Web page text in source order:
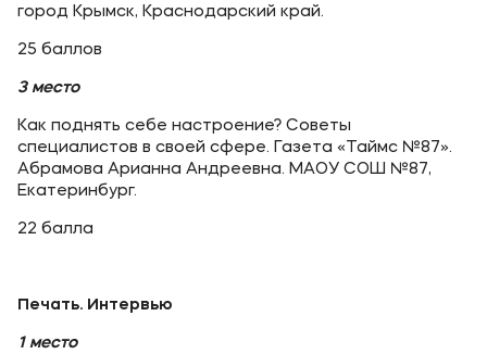
город Крымск, Краснодарский край.
25 баллов
3 место
Как поднять себе настроение? Советы
специалистов в своей сфере. Газета «Таймс №87».
Абрамова Арианна Андреевна. МАОУ СОШ №87,
Екатеринбург.
22 балла
Печать. Интервью
1 место